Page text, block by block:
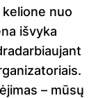
nuo
išvyka
– mūsų